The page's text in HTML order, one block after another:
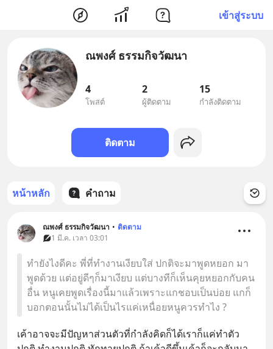
เข้าสู่ระบบ
ณพงศ์ ธรรมกิจวัฒนา
4
โพสต์
2
ผู้ติดตาม
15
กำลังติดตาม
ติดตาม
หน้าหลัก คำถาม
ณพงศ์ ธรรมกิจวัฒนา • ติดตาม
1 มี.ค. เวลา 03:01
ทำยังไงดีคะ พี่ที่ทำงานเงียบใส่ ปกติจะมาพูดหยอก มา
พูดด้วย แต่อยู่ดีๆก็มาเงียบ แต่บางทีก็เห็นคุยหยอกกับคน
อื่น หนูเคยพูดเรื่องนี้มาแล้วเพราะแกชอบเป็นบ่อย แกก็
บอกตอนนั้นไม่ได้เป็นไรแค่เหนื่อยหนูควรทำไง ?
เค้าอาจจะมีปัญหาส่วนตัวที่กำลังคิดก็ได้เราก็แค่ทำตัว